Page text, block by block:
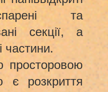
та
секції, а
частини.
просторовою
є розкриття